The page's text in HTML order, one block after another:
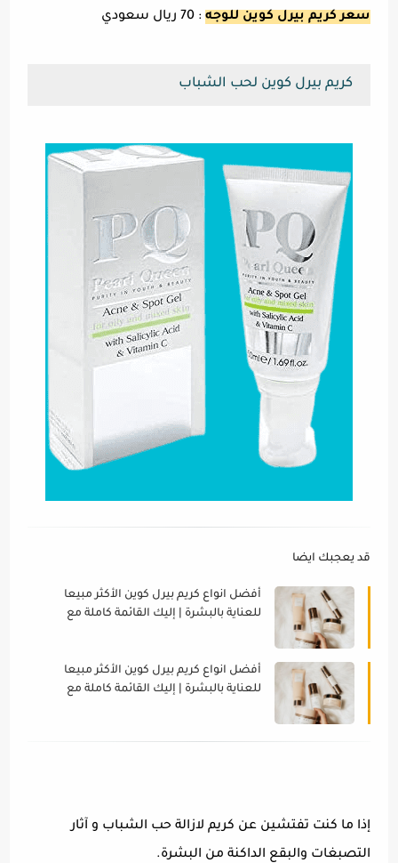
سعر كريم بيرل كوين للوجه : 70 ريال سعودي
كريم بيرل كوين لحب الشباب
قد يعجبك ايضا
أفضل انواع كريم بيرل كوين الأكثر مبيعا
للعناية بالبشرة | إليك القائمة كاملة مع
أفضل انواع كريم بيرل كوين الأكثر مبيعا
للعناية بالبشرة | إليك القائمة كاملة مع
إذا ما كنت تفتشين عن كريم لازالة حب الشباب و آثار
التصبغات والبقع الداكنة من البشرة.